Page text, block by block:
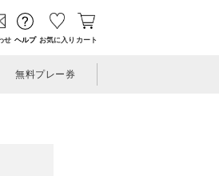
せ ヘルプ お気に入り カート
無料プレー券